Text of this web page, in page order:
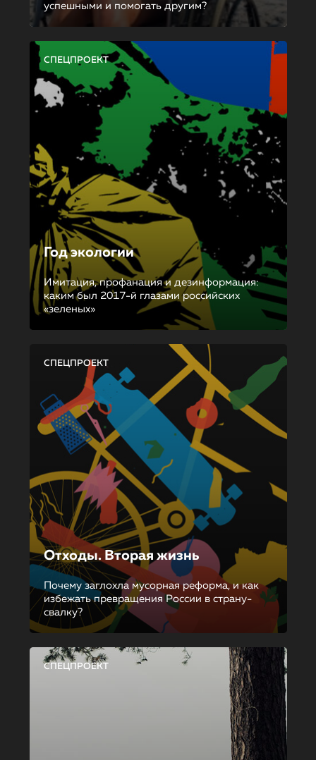
успешными и помогать другим?
СПЕЦПРОЕКТ
Год экологии
Имитация, профанация и дезинформация:
каким был 2017-й глазами российских
«зеленых»
СПЕЦПРОЕКТ
Отходы. Вторая жизнь
Почему заглохла мусорная реформа, и как
избежать превращения России в страну-
свалку?
СПЕЦПРОЕКТ